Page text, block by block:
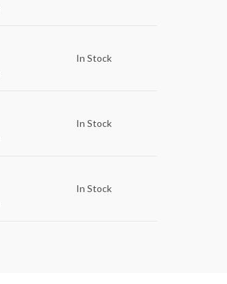
In Stock
In Stock
In Stock